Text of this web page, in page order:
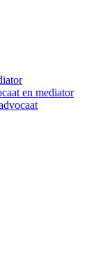
en mediator